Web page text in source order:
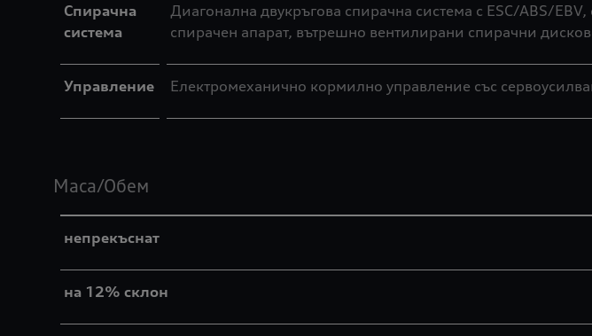
Спирачна
система
Диагонална двукръгова спирачна система с ESC/ABS/
спирачен апарат, вътрешно вентилирани спирачни
Управление Електромеханично кормилно управление със
Маса/Обем
непрекъснат
на 12% склон